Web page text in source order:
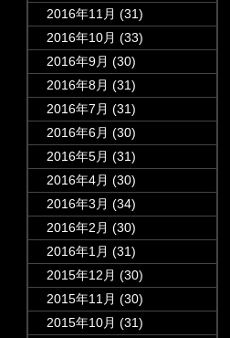
2016年11月 (31)
2016年10月 (33)
2016年9月 (30)
2016年8月 (31)
2016年7月 (31)
2016年6月 (30)
2016年5月 (31)
2016年4月 (30)
2016年3月 (34)
2016年2月 (30)
2016年1月 (31)
2015年12月 (30)
2015年11月 (30)
2015年10月 (31)